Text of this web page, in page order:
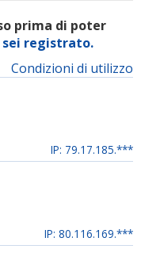
prima di poter
sei registrato.
Condizioni di utilizzo
IP: 79.17.185.***
IP: 80.116.169.***